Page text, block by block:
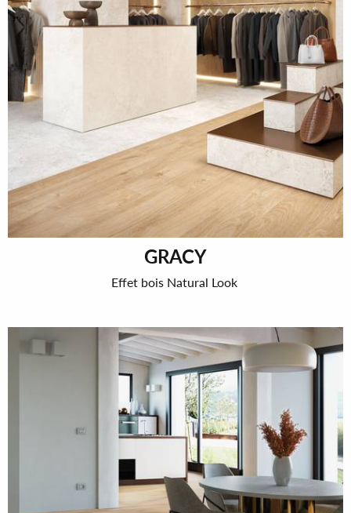
GRACY
Effet bois Natural Look